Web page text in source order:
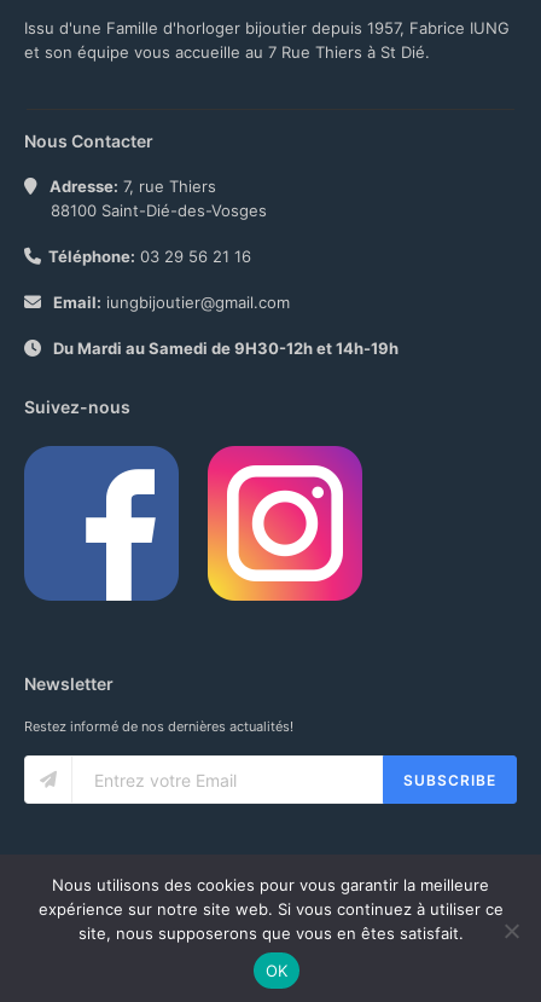
Issu d'une Famille d'horloger bijoutier depuis 1957, Fabrice IUNG
et son équipe vous accueille au 7 Rue Thiers à St Dié.
Nous Contacter
Adresse: 7, rue Thiers
88100 Saint-Dié-des-Vosges
Téléphone: 03 29 56 21 16
Email: iungbijoutier@gmail.com
Du Mardi au Samedi de 9H30-12h et 14h-19h
Suivez-nous
Newsletter
Restez informé de nos dernières actualités!
SUBSCRIBE
© 2020 IUNG SARL. ALL RIGHTS RESERVED.CGV -MENTIONS LÉGALES-
MON COMPTE
Nous utilisons des cookies pour vous garantir la meilleure
expérience sur notre site web. Si vous continuez à utiliser ce
site, nous supposerons que vous en êtes satisfait.
OK